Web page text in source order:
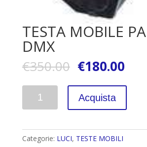
TESTA MOBILE
DMX
€350.00 €180.00
Acquista
Categorie: LUCI, TESTE MOBILI